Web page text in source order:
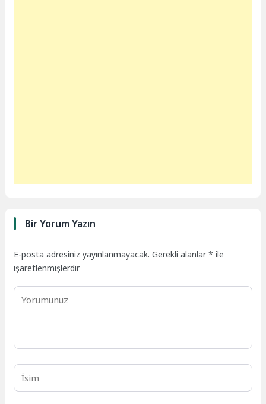
Bir Yorum Yazın
E-posta adresiniz yayınlanmayacak. Gerekli alanlar* ile
işaretlenmişlerdir